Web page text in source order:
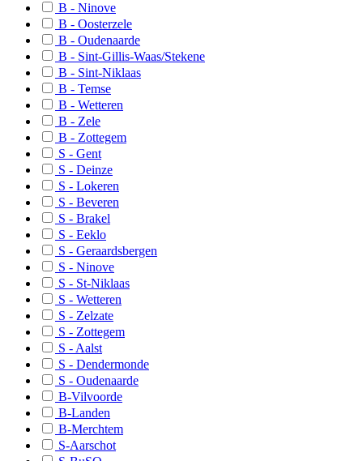
B-Zemst
B-Leuven
B-Herent
B-Haacht
B-Rotselaar
B-Dilbeek
B-Zoutleeuw
S-Algemeen
Basis Algemeen
S-Brussel
B-Brussel Zone 1
B-Brussel Zone 2
B-Brussel Zone 3
B-Wemmel
B-Avelgem
B-Heuvelland
B-Kortrijk Zuid
B - Ninove
B - Oosterzele
B - Oudenaarde
B - Sint-Gillis-Waas/Stekene
B - Sint-Niklaas
B - Temse
B - Wetteren
B - Zele
B - Zottegem
S - Gent
S - Deinze
S - Lokeren
S - Beveren
S - Brakel
S - Eeklo
S - Geraardsbergen
S - Ninove
S - St-Niklaas
S - Wetteren
S - Zelzate
S - Zottegem
S - Aalst
S - Dendermonde
S - Oudenaarde
B-Vilvoorde
B-Landen
B-Merchtem
S-Aarschot